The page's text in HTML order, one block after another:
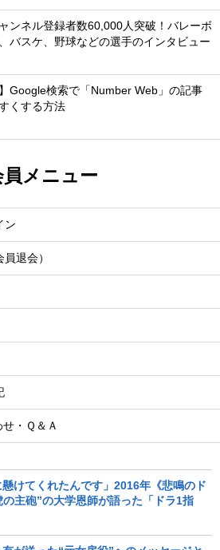
ンネル登録者数60,000人突破！バレーボ
バスケ、野球などの選手のインタビュー
】Google検索で「Number Web」の記事
くする方法
員メニュー
ン
退会）
・Ｑ＆Ａ
懸けてくれたんです」2016年《悲鳴のド
主砲”の大学恩師が語った「ドラ1指